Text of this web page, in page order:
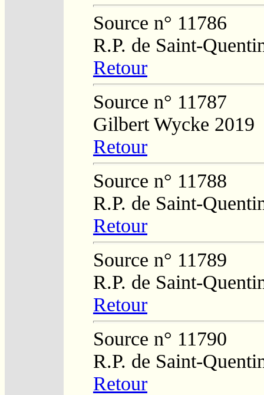
Source n° 11786
R.P. de Saint-
Retour
Source n° 11787
Gilbert Wycke 2019
Retour
Source n° 11788
R.P. de Saint-
Retour
Source n° 11789
R.P. de Saint-
Retour
Source n° 11790
R.P. de Saint-
Retour